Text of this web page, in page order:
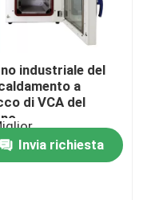
industriale del
a
di VCA del
vuoto di 1250W
Invia richiesta